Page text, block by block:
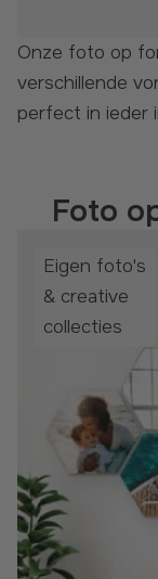
Onze foto op forex is verkrijgbaar in drie
verschillende
perfect in ieder
Foto
Eigen foto's
& creative
collecties